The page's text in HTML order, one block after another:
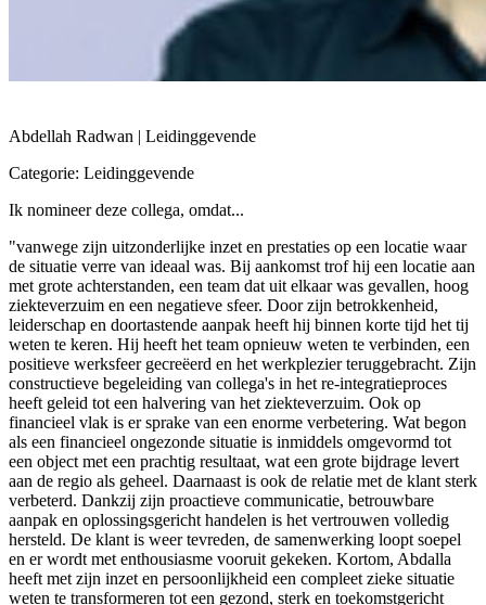
Abdellah Radwan | Leidinggevende
Categorie: Leidinggevende
Ik nomineer deze collega, omdat...
"vanwege zijn uitzonderlijke inzet en prestaties op een locatie waar
de situatie verre van ideaal was. Bij aankomst trof hij een locatie aan
met grote achterstanden, een team dat uit elkaar was gevallen, hoog
ziekteverzuim en een negatieve sfeer. Door zijn betrokkenheid,
leiderschap en doortastende aanpak heeft hij binnen korte tijd het tij
weten te keren. Hij heeft het team opnieuw weten te verbinden, een
positieve werksfeer gecreëerd en het werkplezier teruggebracht. Zijn
constructieve begeleiding van collega's in het re-integratieproces
heeft geleid tot een halvering van het ziekteverzuim. Ook op
financieel vlak is er sprake van een enorme verbetering. Wat begon
als een financieel ongezonde situatie is inmiddels omgevormd tot
een object met een prachtig resultaat, wat een grote bijdrage levert
aan de regio als geheel. Daarnaast is ook de relatie met de klant sterk
verbeterd. Dankzij zijn proactieve communicatie, betrouwbare
aanpak en oplossingsgericht handelen is het vertrouwen volledig
hersteld. De klant is weer tevreden, de samenwerking loopt soepel
en er wordt met enthousiasme vooruit gekeken. Kortom, Abdalla
heeft met zijn inzet en persoonlijkheid een compleet zieke situatie
weten te transformeren tot een gezond, sterk en toekomstgericht